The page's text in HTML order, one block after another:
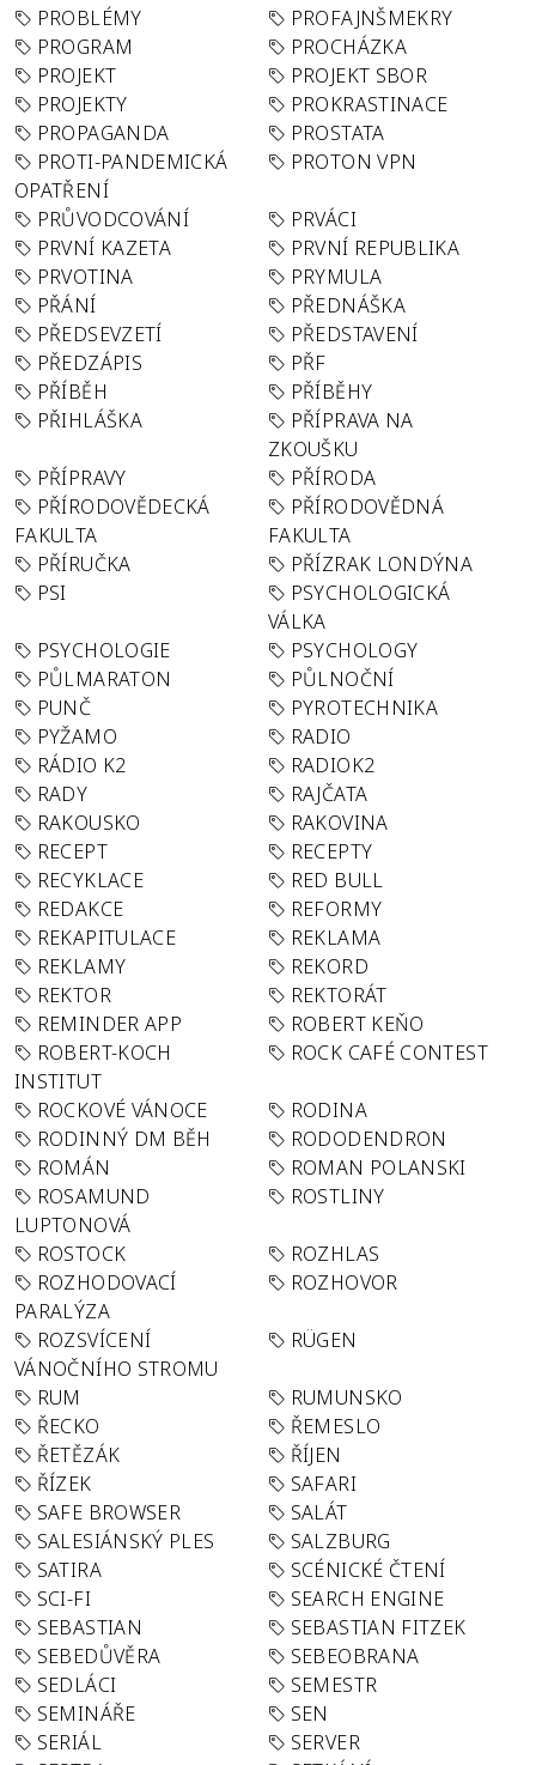
PROBLÉMY
PROFAJNŠMEKRY
PROGRAM
PROCHÁZKA
PROJEKT
PROJEKT SBOR
PROJEKTY
PROKRASTINACE
PROPAGANDA
PROSTATA
PROTI-PANDEMICKÁ
OPATŘENÍ
PROTON VPN
PRŮVODCOVÁNÍ
PRVÁCI
PRVNÍ KAZETA
PRVNÍ REPUBLIKA
PRVOTINA
PRYMULA
PŘÁNÍ
PŘEDNÁŠKA
PŘEDSEVZETÍ
PŘEDSTAVENÍ
PŘEDZÁPIS
PŘF
PŘÍBĚH
PŘÍBĚHY
PŘIHLÁŠKA
PŘÍPRAVA NA
ZKOUŠKU
PŘÍPRAVY
PŘÍRODA
PŘÍRODOVĚDECKÁ
FAKULTA
PŘÍRODOVĚDNÁ
FAKULTA
PŘÍRUČKA
PŘÍZRAK LONDÝNA
PSI
PSYCHOLOGICKÁ
VÁLKA
PSYCHOLOGIE
PSYCHOLOGY
PŮLMARATON
PŮLNOČNÍ
PUNČ
PYROTECHNIKA
PYŽAMO
RADIO
RÁDIO K2
RADIOK2
RADY
RAJČATA
RAKOUSKO
RAKOVINA
RECEPT
RECEPTY
RECYKLACE
RED BULL
REDAKCE
REFORMY
REKAPITULACE
REKLAMA
REKLAMY
REKORD
REKTOR
REKTORÁT
REMINDER APP
ROBERT KEŇO
ROBERT-KOCH
INSTITUT
ROCK CAFÉ CONTEST
ROCKOVÉ VÁNOCE
RODINA
RODINNÝ DM BĚH
RODODENDRON
ROMÁN
ROMAN POLANSKI
ROSAMUND
LUPTONOVÁ
ROSTLINY
ROSTOCK
ROZHLAS
ROZHODOVACÍ
PARALÝZA
ROZHOVOR
ROZSVÍCENÍ
VÁNOČNÍHO STROMU
RÜGEN
RUM
RUMUNSKO
ŘECKO
ŘEMESLO
ŘETĚZÁK
ŘÍJEN
ŘÍZEK
SAFARI
SAFE BROWSER
SALÁT
SALESIÁNSKÝ PLES
SALZBURG
SATIRA
SCÉNICKÉ ČTENÍ
SCI-FI
SEARCH ENGINE
SEBASTIAN
SEBASTIAN FITZEK
SEBEDŮVĚRA
SEBEOBRANA
SEDLÁCI
SEMESTR
SEMINÁŘE
SEN
SERIÁL
SERVER